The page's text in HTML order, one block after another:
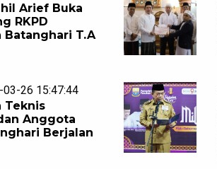
Arief Buka
RKPD
Batanghari T.A
03-26 15:47:44
Teknis
Anggota
Berjalan